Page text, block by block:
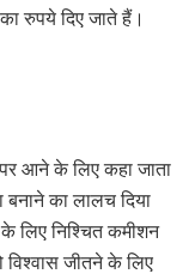
रुपये दिए जाते हैं।
आने के लिए कहा जाता
का लालच दिया
लिए निश्चित कमीशन
विश्वास जीतने के लिए